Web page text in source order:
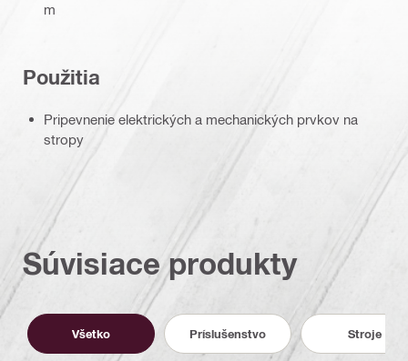
m
Použitia
Pripevnenie elektrických a mechanických prvkov na
stropy
Súvisiace produkty
Všetko Príslušenstvo Stroje